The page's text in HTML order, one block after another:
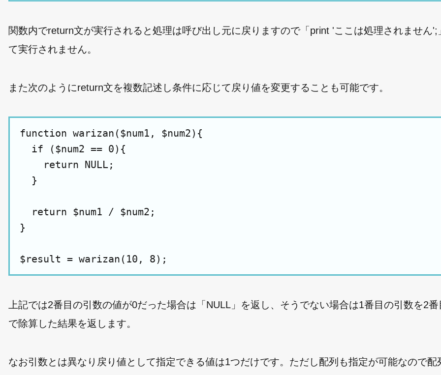
関数内でreturn文が実行されると処理は呼び出し元に戻りますので「print 'ここは処理されません';
て実行されません。
また次のようにreturn文を複数記述し条件に応じて戻り値を変更することも可能です。
function warizan($num1, $num2){
  if ($num2 == 0){
    return NULL;
  }
  return $num1 / $num2;
}
上記では2番目の引数の値が0だった場合は「NULL」を返し、そうでない場合は1番目の引数を2
で除算した結果を返します。
なお引数とは異なり戻り値として指定できる値は1つだけです。ただし配列も指定が可能なので配